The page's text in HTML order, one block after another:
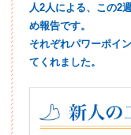
人2人による、この2
め報告です。
それぞれパワーポイ
てくれました。